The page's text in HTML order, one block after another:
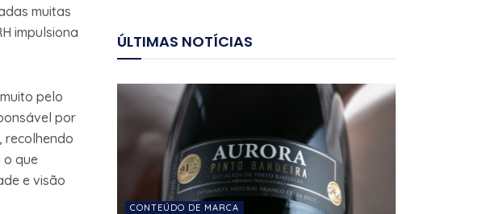
muitas
impulsiona
pelo
por
recolhendo
o que
e visão
ÚLTIMAS NOTÍCIAS
CONTEÚDO DE MARCA